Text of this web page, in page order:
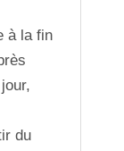
à la fin
du